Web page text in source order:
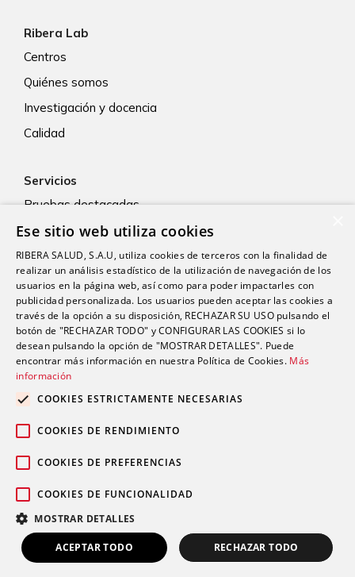
Ribera Lab
Centros
Quiénes somos
Investigación y docencia
Calidad
Servicios
Pruebas destacadas
Diagnóstico clínico
Volantes de petición
Asesoramiento a profesionales
Catálogo de pruebas
Contacto
Actualidad
© 2026 Grupo Sanitario Ribera
Aviso legal|Política de privacidad Política de cookies
Canal
Ético
Ese sitio web utiliza cookies
RIBERA SALUD, S.A.U, utiliza cookies de terceros con la finalidad de
realizar un análisis estadístico de la utilización de navegación de los
usuarios en la página web, así como para poder impactarles con
publicidad personalizada. Los usuarios pueden aceptar las cookies a
través de la opción a su disposición, RECHAZAR SU USO pulsando el
botón de "RECHAZAR TODO" y CONFIGURAR LAS COOKIES si lo
desean pulsando la opción de "MOSTRAR DETALLES". Puede
encontrar más información en nuestra Política de Cookies. Más
información
COOKIES ESTRICTAMENTE NECESARIAS
COOKIES DE RENDIMIENTO
COOKIES DE PREFERENCIAS
COOKIES DE FUNCIONALIDAD
MOSTRAR DETALLES
ACEPTAR TODO RECHAZAR TODO